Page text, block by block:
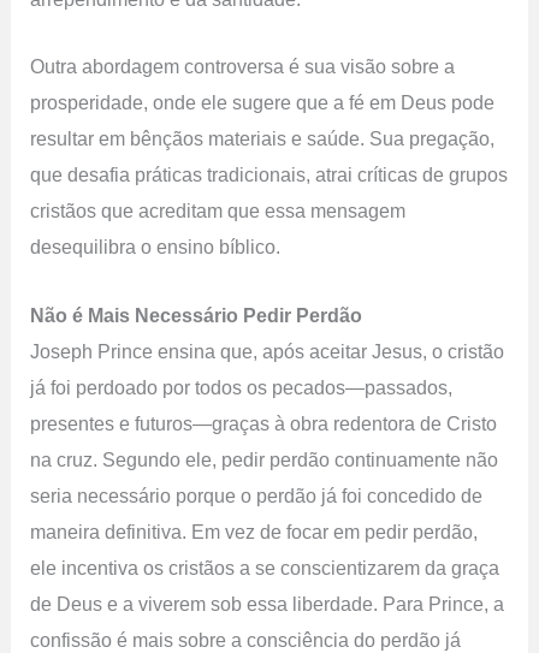
Outra abordagem controversa é sua visão sobre a
prosperidade, onde ele sugere que a fé em Deus pode
resultar em bênçãos materiais e saúde. Sua pregação,
que desafia práticas tradicionais, atrai críticas de grupos
cristãos que acreditam que essa mensagem
desequilibra o ensino bíblico.
Não é Mais Necessário Pedir Perdão
Joseph Prince ensina que, após aceitar Jesus, o cristão
já foi perdoado por todos os pecados—passados,
presentes e futuros—graças à obra redentora de Cristo
na cruz. Segundo ele, pedir perdão continuamente não
seria necessário porque o perdão já foi concedido de
maneira definitiva. Em vez de focar em pedir perdão,
ele incentiva os cristãos a se conscientizarem da graça
de Deus e a viverem sob essa liberdade. Para Prince, a
confissão é mais sobre a consciência do perdão já